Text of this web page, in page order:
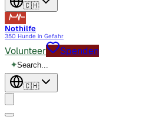
🇨🇭
Nothilfe
350 Hunde in Gefahr
Volunteer Spenden
✦Search...
🇨🇭